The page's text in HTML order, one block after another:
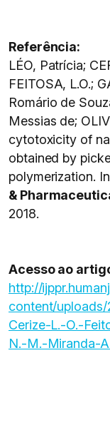
Referência:
LÉO, Patrícia;
FEITOSA, L.O.;
Romário de
Messias de;
cytotoxicity of
obtained by
polymerization.
&
2018.
Acesso ao
http://
content/
Cerize-L.-O.-
N.-M.-Miranda-